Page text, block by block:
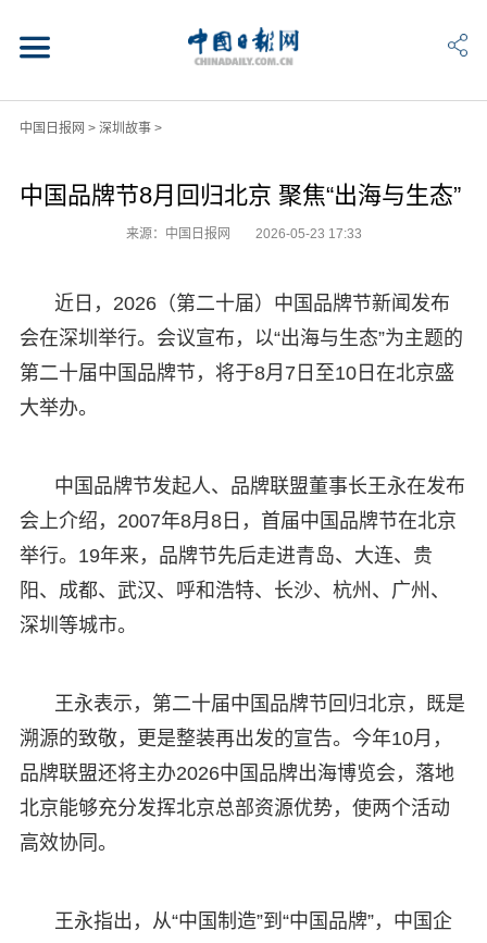
中国日报网 > 深圳故事>
中国品牌节8月回归北京 聚焦“出海与生态”
来源：中国日报网 2026-05-23 17:33
近日，2026（第二十届）中国品牌节新闻发布
会在深圳举行。会议宣布，以“出海与生态”为主题的
第二十届中国品牌节，将于8月7日至10日在北京盛
大举办。
中国品牌节发起人、品牌联盟董事长王永在发布
会上介绍，2007年8月8日，首届中国品牌节在北京
举行。19年来，品牌节先后走进青岛、大连、贵
阳、成都、武汉、呼和浩特、长沙、杭州、广州、
深圳等城市。
王永表示，第二十届中国品牌节回归北京，既是
溯源的致敬，更是整装再出发的宣告。今年10月，
品牌联盟还将主办2026中国品牌出海博览会，落地
北京能够充分发挥北京总部资源优势，使两个活动
高效协同。
王永指出，从“中国制造”到“中国品牌”，中国企